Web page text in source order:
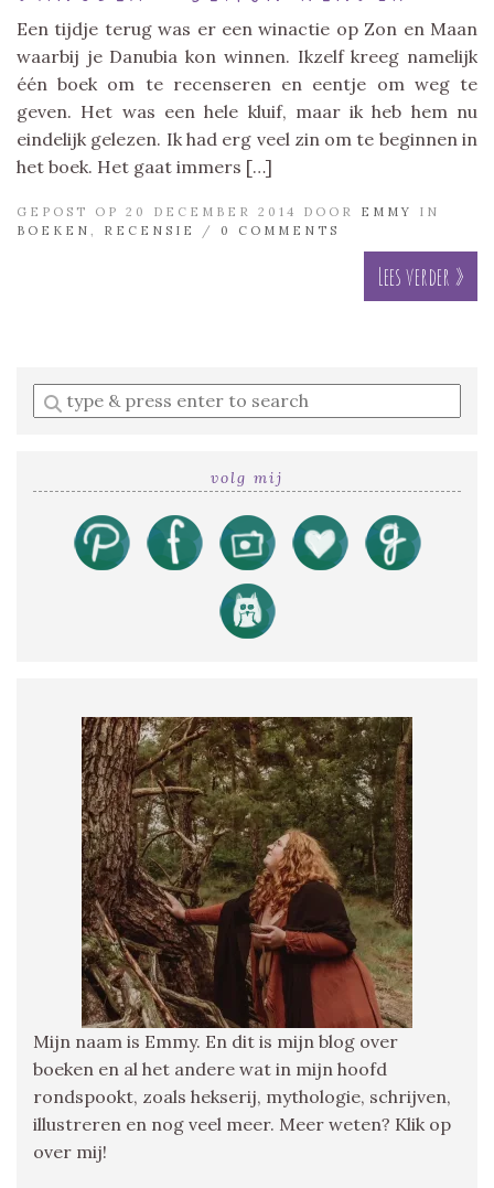
Een tijdje terug was er een winactie op Zon en Maan
waarbij je Danubia kon winnen. Ikzelf kreeg namelijk
één boek om te recenseren en eentje om weg te
geven. Het was een hele kluif, maar ik heb hem nu
eindelijk gelezen. Ik had erg veel zin om te beginnen in
het boek. Het gaat immers […]
GEPOST OP 20 DECEMBER 2014 DOOR EMMY
IN
BOEKEN
RECENSIE / 0 COMMENTS
Lees verder »
Enter
a
volg mij
Mijn naam is Emmy. En dit is mijn blog over
boeken en al het andere wat in mijn hoofd
rondspookt, zoals hekserij, mythologie, schrijven,
illustreren en nog veel meer. Meer weten? Klik op
over mij!